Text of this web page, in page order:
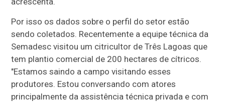
Por isso os dados sobre o perfil do setor estão
sendo coletados. Recentemente a equipe técnica da
Semadesc visitou um citricultor de Três Lagoas que
tem plantio comercial de 200 hectares de cítricos.
"Estamos saindo a campo visitando esses
produtores. Estou conversando com atores
principalmente da assistência técnica privada e com